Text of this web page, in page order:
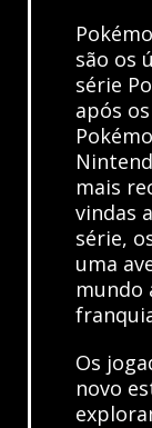
são os
série
após
mais
vindas
série,
uma
mundo
Os
novo